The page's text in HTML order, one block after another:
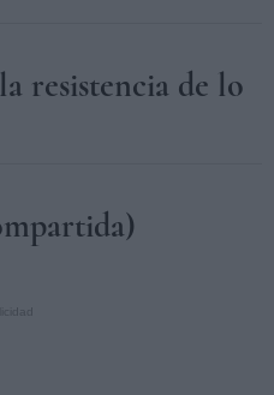
resistencia de lo